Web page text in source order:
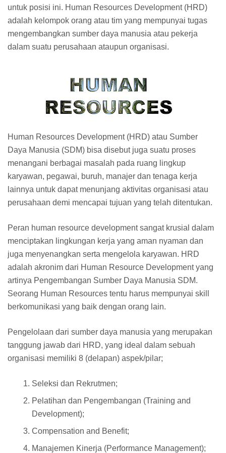
untuk posisi ini. Human Resources Development (HRD)
adalah kelompok orang atau tim yang mempunyai tugas
mengembangkan sumber daya manusia atau pekerja
dalam suatu perusahaan ataupun organisasi.
Human Resources Development (HRD) atau Sumber
Daya Manusia (SDM) bisa disebut juga suatu proses
menangani berbagai masalah pada ruang lingkup
karyawan, pegawai, buruh, manajer dan tenaga kerja
lainnya untuk dapat menunjang aktivitas organisasi atau
perusahaan demi mencapai tujuan yang telah ditentukan.
Peran human resource development sangat krusial dalam
menciptakan lingkungan kerja yang aman nyaman dan
juga menyenangkan serta mengelola karyawan. HRD
adalah akronim dari Human Resource Development yang
artinya Pengembangan Sumber Daya Manusia SDM.
Seorang Human Resources tentu harus mempunyai skill
berkomunikasi yang baik dengan orang lain.
Pengelolaan dari sumber daya manusia yang merupakan
tanggung jawab dari HRD, yang ideal dalam sebuah
organisasi memiliki 8 (delapan) aspek/pilar;
Seleksi dan Rekrutmen;
Pelatihan dan Pengembangan (Training and
Development);
Compensation and Benefit;
Manajemen Kinerja (Performance Management);